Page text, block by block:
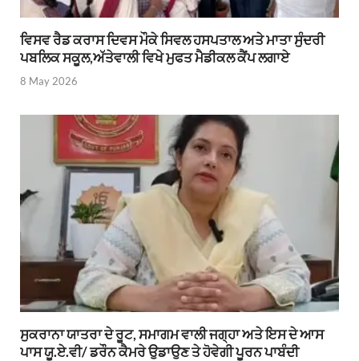
ਵਿਸਵ ਰੈਡ ਕਰਾਸ ਦਿਵਸ ਮੌਕੇ ਸਿਵਲ ਹਸਪਤਾਲ ਅਤੇ ਮਾਤਾ ਸੁੰਦਰੀ
ਪਬਲਿਕ ਸਕੂਲ,ਅੱਤੇਵਾਲੀ ਵਿਖੇ ਮੁਫਤ ਮੈਡੀਕਲ ਕੈਂਪ ਲਗਾਏ
8 May 2026
ਸੁਕਰਾਨਾ ਯਾਤਰਾ ਦੇ ਰੂਟ, ਸਮਾਗਮ ਵਾਲੀ ਜਗ੍ਹਾ ਅਤੇ ਇਸ ਦੇ ਆਸ
ਪਾਸ ਯੂ.ਏ.ਵੀ/ ਡਰੌਨ ਕੈਮਰੇ ਉਡਾਉਣ ਤੇ ਹੋਵੇਗੀ ਪੂਰਨ ਪਾਬੰਦੀ